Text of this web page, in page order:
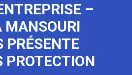
–
MANSOURI
PRÉSENTE
PROTECTION